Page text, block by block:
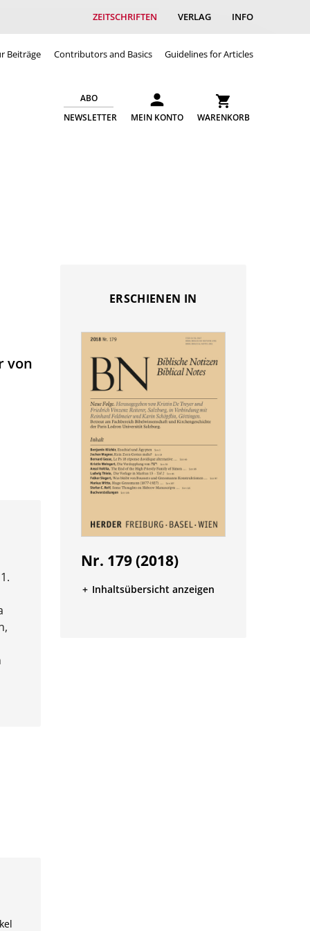
ZEITSCHRIFTEN VERLAG INFO
Beiträge Contributors and Basics Guidelines for Articles
ABO
NEWSLETTER
MEIN KONTO WARENKORB
von
ERSCHIENEN IN
Nr. 179 (2018)
Inhaltsübersicht anzeigen